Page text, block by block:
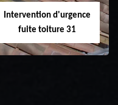
Intervention d'urgence
fuite toiture 31